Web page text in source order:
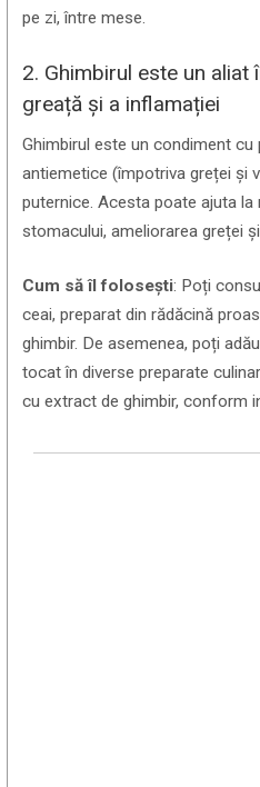
pe zi, între mese.
2. Ghimbirul este un
greață și a inflamației
Ghimbirul este un condiment
antiemetice (împotriva greței și
puternice. Acesta poate ajuta la
stomacului, ameliorarea greței
Cum să îl folosești: Poți
ceai, preparat din rădăcină
ghimbir. De asemenea, poți
tocat în diverse preparate
cu extract de ghimbir, conform